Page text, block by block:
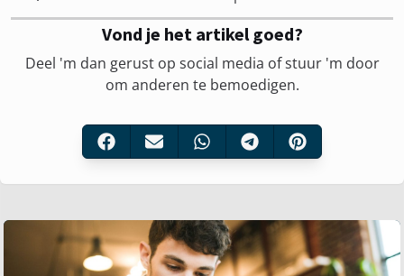
Vond je het artikel goed?
Deel 'm dan gerust op social media of stuur 'm door
om anderen te bemoedigen.